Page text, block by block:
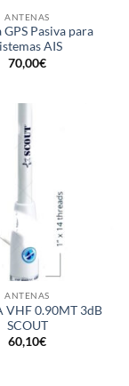
ANTENAS
Pasiva para
AIS
70,00€
ANTENAS
VHF 0.90MT 3dB
SCOUT
60,10€